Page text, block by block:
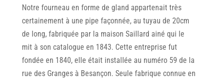
Notre fourneau en forme de gland appartenait très
certainement à une pipe façonnée, au tuyau de 20cm
de long, fabriquée par la maison Saillard ainé qui le
mit à son catalogue en 1843. Cette entreprise fut
fondée en 1840, elle était instalIée au numéro 59 de la
rue des Granges à Besançon. Seule fabrique connue en